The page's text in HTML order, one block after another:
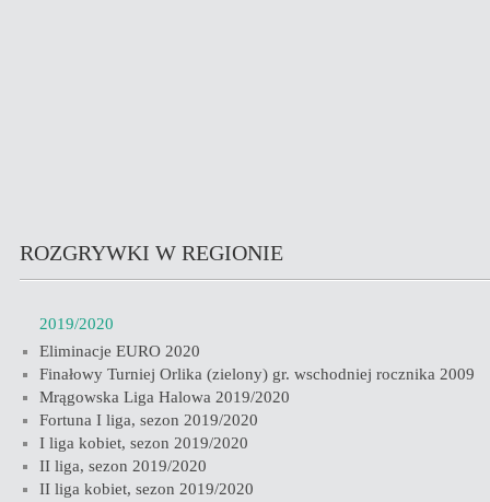
ROZGRYWKI W REGIONIE
2019/2020
Eliminacje EURO 2020
Finałowy Turniej Orlika (zielony) gr. wschodniej rocznika 2009
Mrągowska Liga Halowa 2019/2020
Fortuna I liga, sezon 2019/2020
I liga kobiet, sezon 2019/2020
II liga, sezon 2019/2020
II liga kobiet, sezon 2019/2020